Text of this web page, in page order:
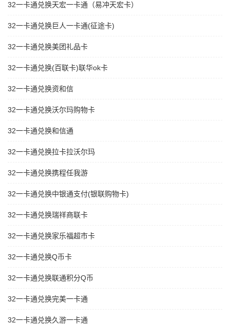
32一卡通兑换天宏一卡通（易冲天宏卡）
32一卡通兑换巨人一卡通(征途卡)
32一卡通兑换美团礼品卡
32一卡通兑换(百联卡)联华ok卡
32一卡通兑换资和信
32一卡通兑换沃尔玛购物卡
32一卡通兑换和信通
32一卡通兑换拉卡拉沃尔玛
32一卡通兑换携程任我游
32一卡通兑换中银通支付(银联购物卡)
32一卡通兑换瑞祥商联卡
32一卡通兑换家乐福超市卡
32一卡通兑换Q币卡
32一卡通兑换联通积分Q币
32一卡通兑换完美一卡通
32一卡通兑换久游一卡通